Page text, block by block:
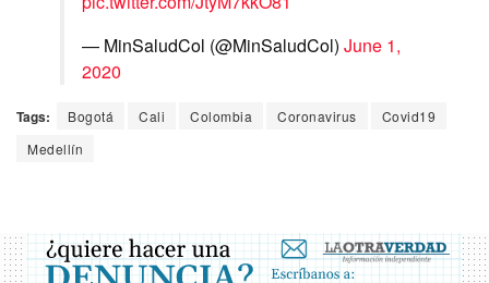
— MinSaludCol (@MinSaludCol) June 1,
2020
Tags: Bogotá Cali Colombia Coronavirus
Covid19
Medellín